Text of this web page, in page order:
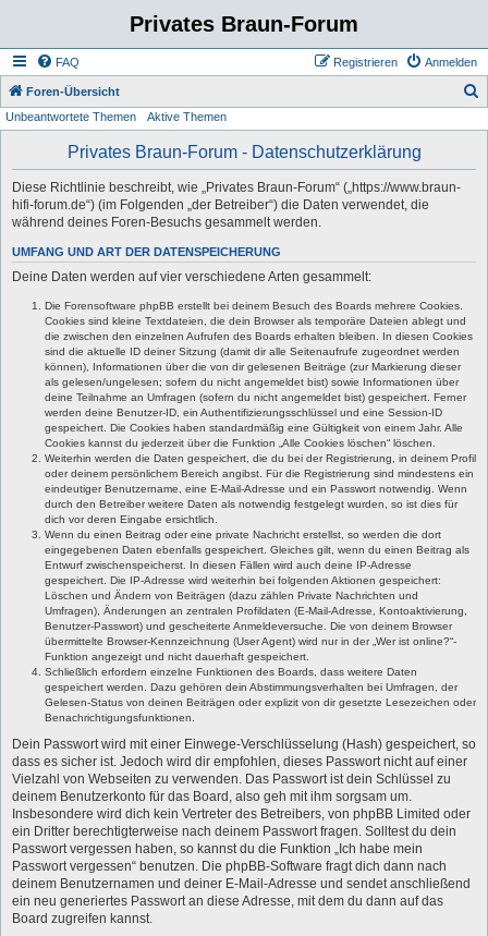
Privates Braun-Forum
FAQ Anmelden
Registrieren
Foren-Übersicht
Unbeantwortete Themen Aktive Themen
Privates Braun-Forum - Datenschutzerklärung
Diese Richtlinie beschreibt, wie „Privates Braun-Forum“ („https://www.braun-
hifi-forum.de“) (im Folgenden „der Betreiber“) die Daten verwendet, die
während deines Foren-Besuchs gesammelt werden.
UMFANG UND ART DER DATENSPEICHERUNG
Deine Daten werden auf vier verschiedene Arten gesammelt:
Die Forensoftware phpBB erstellt bei deinem Besuch des Boards mehrere Cookies.
Cookies sind kleine Textdateien, die dein Browser als temporäre Dateien ablegt und
die zwischen den einzelnen Aufrufen des Boards erhalten bleiben. In diesen Cookies
sind die aktuelle ID deiner Sitzung (damit dir alle Seitenaufrufe zugeordnet werden
können), Informationen über die von dir gelesenen Beiträge (zur Markierung dieser
als gelesen/ungelesen; sofern du nicht angemeldet bist) sowie Informationen über
deine Teilnahme an Umfragen (sofern du nicht angemeldet bist) gespeichert. Ferner
werden deine Benutzer-ID, ein Authentifizierungsschlüssel und eine Session-ID
gespeichert. Die Cookies haben standardmäßig eine Gültigkeit von einem Jahr. Alle
Cookies kannst du jederzeit über die Funktion „Alle Cookies löschen“ löschen.
Weiterhin werden die Daten gespeichert, die du bei der Registrierung, in deinem Profil
oder deinem persönlichem Bereich angibst. Für die Registrierung sind mindestens ein
eindeutiger Benutzername, eine E-Mail-Adresse und ein Passwort notwendig. Wenn
durch den Betreiber weitere Daten als notwendig festgelegt wurden, so ist dies für
dich vor deren Eingabe ersichtlich.
Wenn du einen Beitrag oder eine private Nachricht erstellst, so werden die dort
eingegebenen Daten ebenfalls gespeichert. Gleiches gilt, wenn du einen Beitrag als
Entwurf zwischenspeicherst. In diesen Fällen wird auch deine IP-Adresse
gespeichert. Die IP-Adresse wird weiterhin bei folgenden Aktionen gespeichert:
Löschen und Ändern von Beiträgen (dazu zählen Private Nachrichten und
Umfragen), Änderungen an zentralen Profildaten (E-Mail-Adresse, Kontoaktivierung,
Benutzer-Passwort) und gescheiterte Anmeldeversuche. Die von deinem Browser
übermittelte Browser-Kennzeichnung (User Agent) wird nur in der „Wer ist online?“-
Funktion angezeigt und nicht dauerhaft gespeichert.
Schließlich erfordern einzelne Funktionen des Boards, dass weitere Daten
gespeichert werden. Dazu gehören dein Abstimmungsverhalten bei Umfragen, der
Gelesen-Status von deinen Beiträgen oder explizit von dir gesetzte Lesezeichen oder
Benachrichtigungsfunktionen.
Dein Passwort wird mit einer Einwege-Verschlüsselung (Hash) gespeichert, so
dass es sicher ist. Jedoch wird dir empfohlen, dieses Passwort nicht auf einer
Vielzahl von Webseiten zu verwenden. Das Passwort ist dein Schlüssel zu
deinem Benutzerkonto für das Board, also geh mit ihm sorgsam um.
Insbesondere wird dich kein Vertreter des Betreibers, von phpBB Limited oder
ein Dritter berechtigterweise nach deinem Passwort fragen. Solltest du dein
Passwort vergessen haben, so kannst du die Funktion „Ich habe mein
Passwort vergessen“ benutzen. Die phpBB-Software fragt dich dann nach
deinem Benutzernamen und deiner E-Mail-Adresse und sendet anschließend
ein neu generiertes Passwort an diese Adresse, mit dem du dann auf das
Board zugreifen kannst.